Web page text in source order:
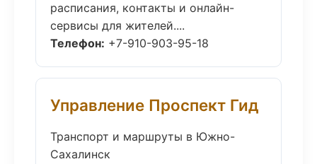
расписания, контакты и онлайн-
сервисы для жителей....
Телефон: +7-910-903-95-18
Управление Проспект Гид
Транспорт и маршруты в Южно-
Сахалинск